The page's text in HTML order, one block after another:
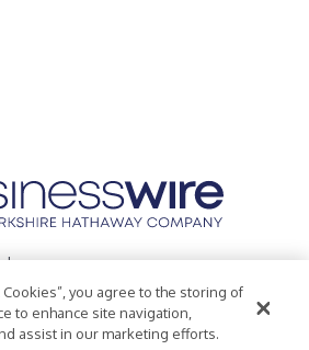
Inc.
Policy
Accessibility Statement
Cookies”, you agree to the storing of
to enhance site navigation,
assist in our marketing efforts.